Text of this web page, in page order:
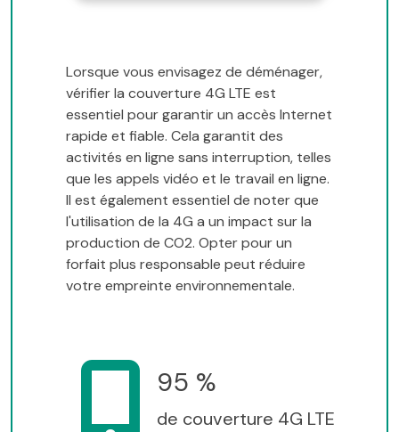
Lorsque vous envisagez de déménager,
vérifier la couverture 4G LTE est
essentiel pour garantir un accès Internet
rapide et fiable. Cela garantit des
activités en ligne sans interruption, telles
que les appels vidéo et le travail en ligne.
Il est également essentiel de noter que
l'utilisation de la 4G a un impact sur la
production de CO2. Opter pour un
forfait plus responsable peut réduire
votre empreinte environnementale.
95 %
de couverture 4G LTE